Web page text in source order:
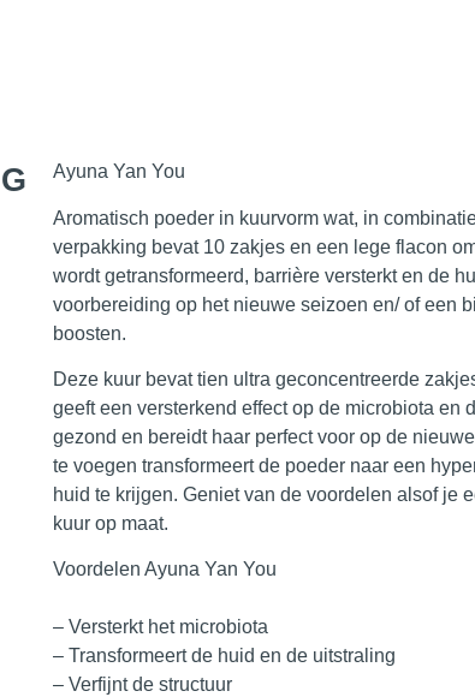
Ayuna Yan You
Aromatisch poeder in kuurvorm wat, in
verpakking bevat 10 zakjes en een lege flacon
wordt getransformeerd, barrière versterkt en de
voorbereiding op het nieuwe seizoen en/ of een
boosten.
Deze kuur bevat tien ultra geconcentreerde
geeft een versterkend effect op de microbiota en
gezond en bereidt haar perfect voor op de
te voegen transformeert de poeder naar een
huid te krijgen. Geniet van de voordelen alsof je
kuur op maat.
Voordelen Ayuna Yan You
– Versterkt het microbiota
– Transformeert de huid en de uitstraling
– Verfijnt de structuur